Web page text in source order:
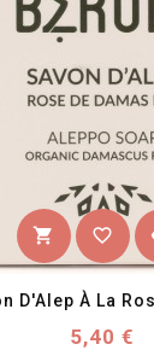
shopping_cart favorite_border
D'Alep À La
Prix
5,40 €